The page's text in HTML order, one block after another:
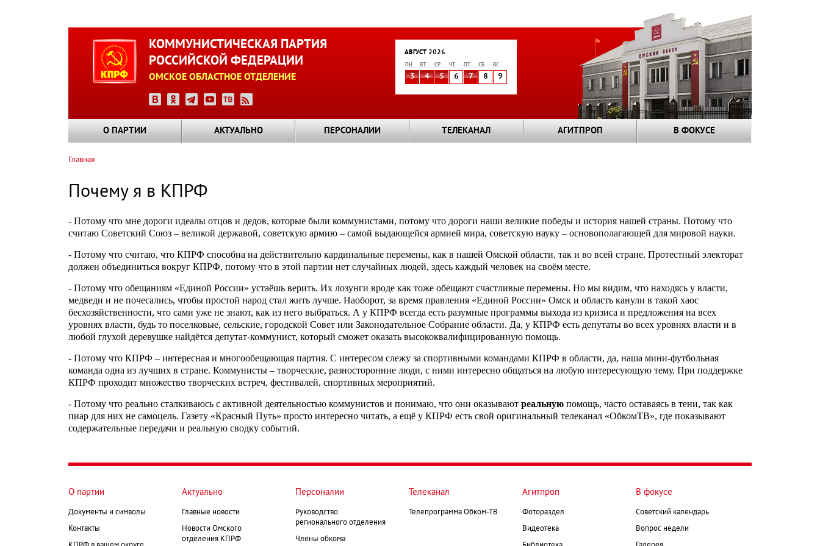
КОММУНИСТИЧЕСКАЯ ПАРТИЯ
РОССИЙСКОЙ ФЕДЕРАЦИИ
ОМСКОЕ ОБЛАСТНОЕ ОТДЕЛЕНИЕ
АВГУСТ 2026
ПН ВТ СР ЧТ СБ ВС
3 4 5 6 7 8 9
О ПАРТИИ АКТУАЛЬНО ПЕРСОНАЛИИ ТЕЛЕКАНАЛ АГИТПРОП В ФОКУСЕ
навигации
Главная
Почему я в КПРФ
- Потому что мне дороги идеалы отцов и дедов, которые были коммунистами, потому что дороги наши великие победы и история нашей страны. Потому что
считаю Советский Союз – великой державой, советскую армию – самой выдающейся армией мира, советскую науку – основополагающей для мировой науки.
- Потому что считаю, что КПРФ способна на действительно кардинальные перемены, как в нашей Омской области, так и во всей стране. Протестный электорат
должен объединиться вокруг КПРФ, потому что в этой партии нет случайных людей, здесь каждый человек на своём месте.
- Потому что обещаниям «Единой России» устаёшь верить. Их лозунги вроде как тоже обещают счастливые перемены. Но мы видим, что находясь у власти,
медведи и не почесались, чтобы простой народ стал жить лучше. Наоборот, за время правления «Единой России» Омск и область канули в такой хаос
бесхозяйственности, что сами уже не знают, как из него выбраться. А у КПРФ всегда есть разумные программы выхода из кризиса и предложения на всех
уровнях власти, будь то поселковые, сельские, городской Совет или Законодательное Собрание области. Да, у КПРФ есть депутаты во всех уровнях власти и в
любой глухой деревушке найдётся депутат-коммунист, который сможет оказать высококвалифицированную помощь.
- Потому что КПРФ – интересная и многообещающая партия. С интересом слежу за спортивными командами КПРФ в области, да, наша мини-футбольная
команда одна из лучших в стране. Коммунисты – творческие, разносторонние люди, с ними интересно общаться на любую интересующую тему. При поддержке
КПРФ проходит множество творческих встреч, фестивалей, спортивных мероприятий.
- Потому что реально сталкиваюсь с активной деятельностью коммунистов и понимаю, что они оказывают реальную помощь, часто оставаясь в тени, так как
пиар для них не самоцель. Газету «Красный Путь» просто интересно читать, а ещё у КПРФ есть свой оригинальный телеканал «ОбкомТВ», где показывают
содержательные передачи и реальную сводку событий.
О партии
Документы и символы
Контакты
Актуально
Главные новости
Новости Омского
отделения КПРФ
Персоналии
Руководство
регионального отделения
Члены обкома
Телеканал
Телепрограмма Обком-ТВ
Агитпроп
Фотораздел
Видеотека
В фокусе
Советский календарь
Вопрос недели